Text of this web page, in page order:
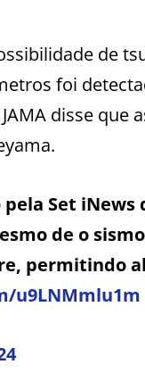
de
foi
disse que
Set iNews
de o
permitindo
u9LNMmlu1m